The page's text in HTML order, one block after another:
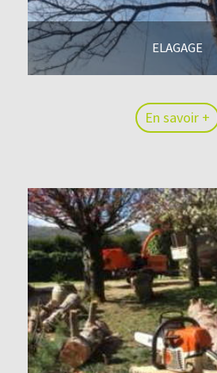
ELAGAGE
En savoir +